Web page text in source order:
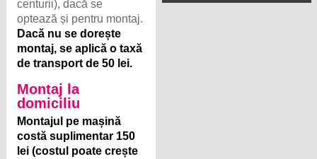
centurii), dacă se
optează și pentru montaj.
Dacă nu se dorește
montaj, se aplică o taxă
de transport de 50 lei.
Montaj la
domiciliu
Montajul pe mașină
costă suplimentar 150
lei (costul poate crește